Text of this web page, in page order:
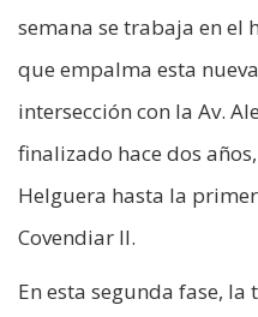
semana se trabaja en el
que empalma esta
intersección con la Av.
finalizado hace dos
Helguera hasta la
Covendiar ll.
En esta segunda fase,